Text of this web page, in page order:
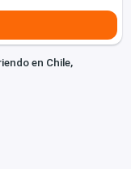
en Chile,